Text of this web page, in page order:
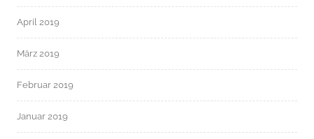
April 2019
März 2019
Februar 2019
Januar 2019